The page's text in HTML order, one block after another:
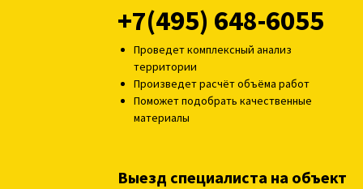
+7(495) 648-6055
Проведет комплексный анализ
территории
Произведет расчёт объёма работ
Поможет подобрать качественные
материалы
Выезд специалиста на объект